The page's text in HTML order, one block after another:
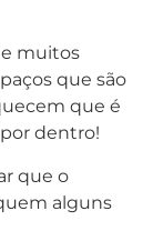
muitos
que são
que é
dentro!
que o
alguns